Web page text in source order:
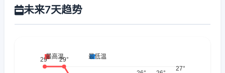
未来7天趋势